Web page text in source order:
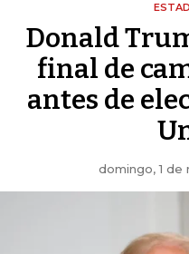
Donald
final de
antes de
domingo, 1